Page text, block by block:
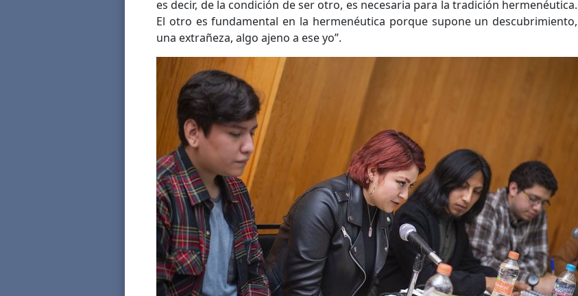
es decir, de la condición de ser otro, es necesaria para la tradición hermenéutica.
El otro es fundamental en la hermenéutica porque supone un descubrimiento,
una extrañeza, algo ajeno a ese yo”.